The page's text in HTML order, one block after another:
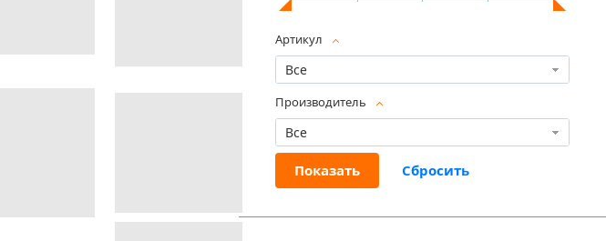
Артикул
Все
Производитель
Все